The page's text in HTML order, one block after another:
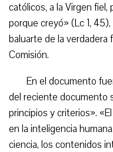
católicos, a la Virgen
porque creyó» (Lc 1,
baluarte de la verdadera
Comisión.
En el documento
del reciente documento
principios y criterios».
en la inteligencia
ciencia, los contenidos